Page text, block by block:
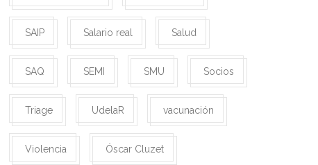
SAIP Salario real Salud
SAQ SEMI SMU Socios
Triage UdelaR vacunación
Violencia Óscar Cluzet